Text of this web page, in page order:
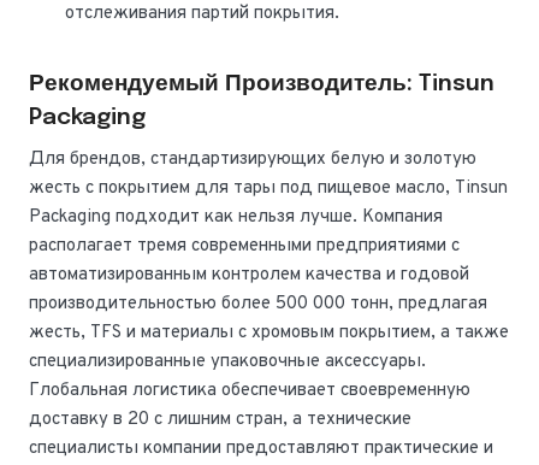
отслеживания партий покрытия.
Рекомендуемый Производитель: Tinsun
Packaging
Для брендов, стандартизирующих белую и золотую
жесть с покрытием для тары под пищевое масло, Tinsun
Packaging подходит как нельзя лучше. Компания
располагает тремя современными предприятиями с
автоматизированным контролем качества и годовой
производительностью более 500 000 тонн, предлагая
жесть, TFS и материалы с хромовым покрытием, а также
специализированные упаковочные аксессуары.
Глобальная логистика обеспечивает своевременную
доставку в 20 с лишним стран, а технические
специалисты компании предоставляют практические и